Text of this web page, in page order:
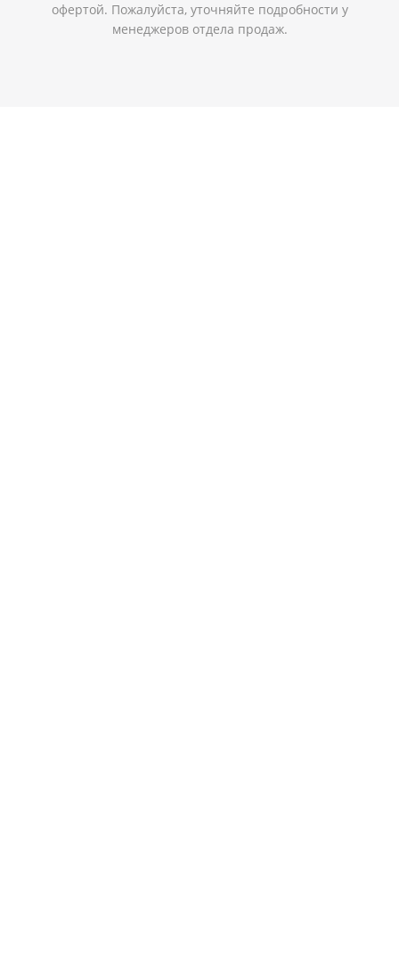
офертой. Пожалуйста, уточняйте подробности у
менеджеров отдела продаж.